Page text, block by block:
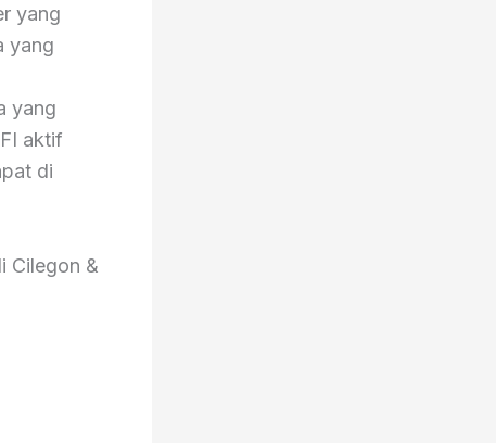
yang
yang
yang
aktif
di
Cilegon &